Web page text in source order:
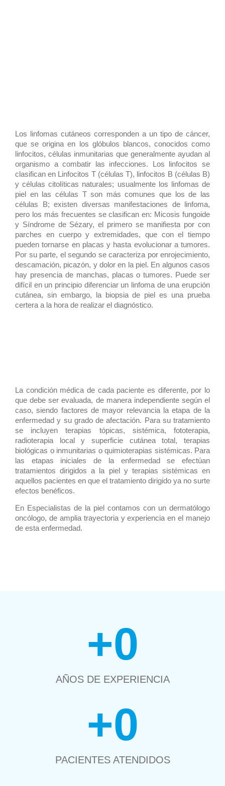
Los linfomas cutáneos corresponden a un tipo de cáncer,
que se origina en los glóbulos blancos, conocidos como
linfocitos, células inmunitarias que generalmente ayudan al
organismo a combatir las infecciones. Los linfocitos se
clasifican en Linfocitos T (células T), linfocitos B (células B)
y células citolíticas naturales; usualmente los linfomas de
piel en las células T son más comunes que los de las
células B; existen diversas manifestaciones de linfoma,
pero los más frecuentes se clasifican en: Micosis fungoide
y Síndrome de Sézary, el primero se manifiesta por con
parches en cuerpo y extremidades, que con el tiempo
pueden tornarse en placas y hasta evolucionar a tumores.
Por su parte, el segundo se caracteriza por enrojecimiento,
descamación, picazón, y dolor en la piel. En algunos casos
hay presencia de manchas, placas o tumores. Puede ser
difícil en un principio diferenciar un linfoma de una erupción
cutánea, sin embargo, la biopsia de piel es una prueba
certera a la hora de realizar el diagnóstico.
La condición médica de cada paciente es diferente, por lo
que debe ser evaluada, de manera independiente según el
caso, siendo factores de mayor relevancia la etapa de la
enfermedad y su grado de afectación. Para su tratamiento
se incluyen terapias tópicas, sistémica, fototerapia,
radioterapia local y superficie cutánea total, terapias
biológicas o inmunitarias o quimioterapias sistémicas. Para
las etapas iniciales de la enfermedad se efectúan
tratamientos dirigidos a la piel y terapias sistémicas en
aquellos pacientes en que el tratamiento dirigido ya no surte
efectos benéficos.
En Especialistas de la piel contamos con un dermatólogo
oncólogo, de amplia trayectoria y experiencia en el manejo
de esta enfermedad.
PACIENTES ATENDIDOS
+0
AÑOS DE EXPERIENCIA
+0